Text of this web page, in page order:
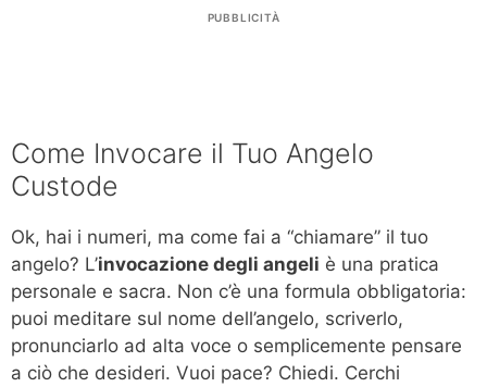
PUBBLICITÀ
Come Invocare il Tuo Angelo
Custode
Ok, hai i numeri, ma come fai a “chiamare” il tuo
angelo? L’invocazione degli angeli è una pratica
personale e sacra. Non c’è una formula obbligatoria:
puoi meditare sul nome dell’angelo, scriverlo,
pronunciarlo ad alta voce o semplicemente pensare
a ciò che desideri. Vuoi pace? Chiedi. Cerchi